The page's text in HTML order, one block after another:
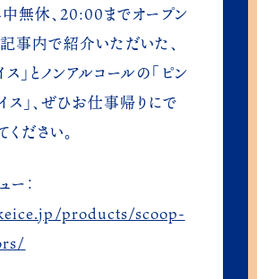
ップ
無休、20:00までオープン
記事内で紹介いただいた、
」とノンアルコールの「ピン
ス」、ぜひお仕事帰りにで
ださい。
：
products/scoop-